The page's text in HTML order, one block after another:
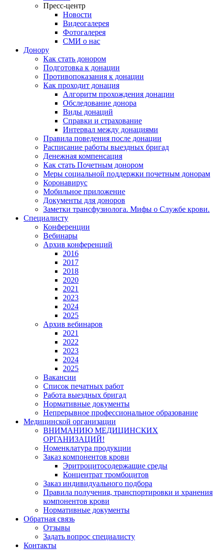
Пресс-центр
Новости
Видеогалерея
Фотогалерея
СМИ о нас
Донору
Как стать донором
Подготовка к донации
Противопоказания к донации
Как проходит донация
Алгоритм прохождения донации
Обследование донора
Виды донаций
Справки и страхование
Интервал между донациями
Правила поведения после донации
Расписание работы выездных бригад
Денежная компенсация
Как стать Почетным донором
Меры социальной поддержки почетным донорам
Коронавирус
Мобильное приложение
Документы для доноров
Заметки трансфузиолога. Мифы о Службе крови.
Специалисту
Конференции
Вебинары
Архив конференций
2016
2017
2018
2020
2021
2023
2024
2025
Архив вебинаров
2021
2022
2023
2024
2025
Вакансии
Список печатных работ
Работа выездных бригад
Нормативные документы
Непрерывное профессиональное образование
Медицинской организации
ВНИМАНИЮ МЕДИЦИНСКИХ
ОРГАНИЗАЦИЙ!
Номенклатура продукции
Заказ компонентов крови
Эритроцитосодержащие среды
Концентрат тромбоцитов
Заказ индивидуального подбора
Правила получения, транспортировки и хранения
компонентов крови
Нормативные документы
Обратная связь
Отзывы
Задать вопрос специалисту
Контакты